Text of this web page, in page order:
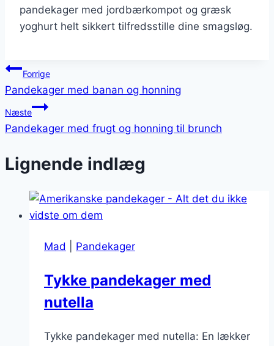
pandekager med jordbærkompot og græsk
yoghurt helt sikkert tilfredsstille dine smagsløg.
Indlægsnavigation
Forrige
Pandekager med banan og honning
Næste
Pandekager med frugt og honning til brunch
Lignende indlæg
Mad Pandekager
Tykke pandekager med
nutella
Tykke pandekager med nutella: En lækker